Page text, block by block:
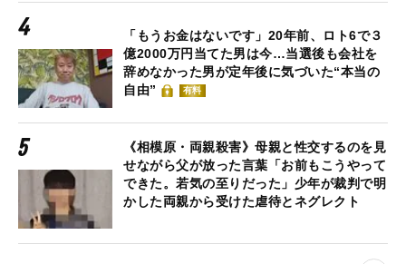
「もうお金はないです」20年前、ロト6で３
億2000万円当てた男は今…当選後も会社を
辞めなかった男が定年後に気づいた“本当の
自由”
有料
《相模原・両親殺害》母親と性交するのを見
せながら父が放った言葉「お前もこうやって
できた。若気の至りだった」少年が裁判で明
かした両親から受けた虐待とネグレクト